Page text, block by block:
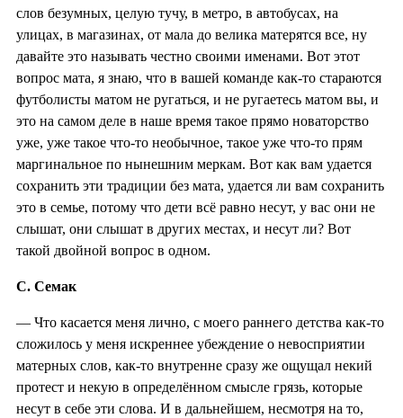
слов безумных, целую тучу, в метро, в автобусах, на
улицах, в магазинах, от мала до велика матерятся все, ну
давайте это называть честно своими именами. Вот этот
вопрос мата, я знаю, что в вашей команде как-то стараются
футболисты матом не ругаться, и не ругаетесь матом вы, и
это на самом деле в наше время такое прямо новаторство
уже, уже такое что-то необычное, такое уже что-то прям
маргинальное по нынешним меркам. Вот как вам удается
сохранить эти традиции без мата, удается ли вам сохранить
это в семье, потому что дети всё равно несут, у вас они не
слышат, они слышат в других местах, и несут ли? Вот
такой двойной вопрос в одном.
С. Семак
— Что касается меня лично, с моего раннего детства как-то
сложилось у меня искреннее убеждение о невосприятии
матерных слов, как-то внутренне сразу же ощущал некий
протест и некую в определённом смысле грязь, которые
несут в себе эти слова. И в дальнейшем, несмотря на то,